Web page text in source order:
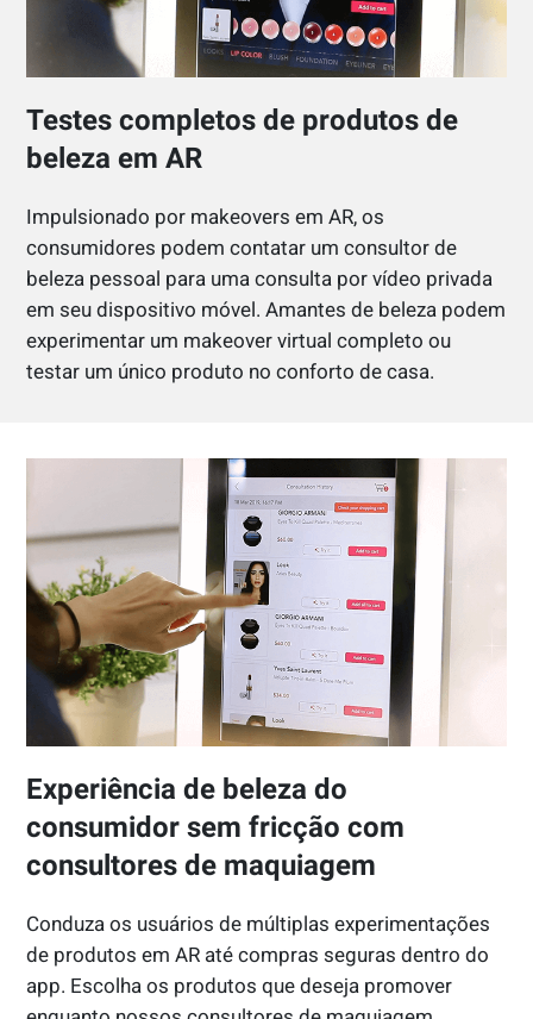
Testes completos de produtos de
beleza em AR
Impulsionado por makeovers em AR, os
consumidores podem contatar um consultor de
beleza pessoal para uma consulta por vídeo privada
em seu dispositivo móvel. Amantes de beleza podem
experimentar um makeover virtual completo ou
testar um único produto no conforto de casa.
Experiência de beleza do
consumidor sem fricção com
consultores de maquiagem
Conduza os usuários de múltiplas experimentações
de produtos em AR até compras seguras dentro do
app. Escolha os produtos que deseja promover